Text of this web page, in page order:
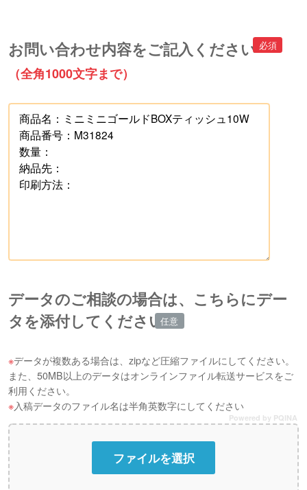
お問い合わせ内容をご記入ください
（全角1000文字まで）
データのご相談の場合は、こちらにデー
タを添付してください
データが複数ある場合は、zipなど圧縮ファイルにしてください。
また、50MB以上のデータはオンラインファイル転送サービスをご
利用ください。
入稿データのファイル名は半角英数字にしてください
Powered by PQINA
ファイルを選択